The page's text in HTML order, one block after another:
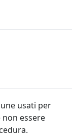
usati per
essere